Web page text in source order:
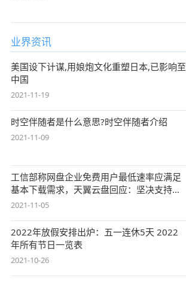
业界资讯
美国设下计谋,用娘炮文化重塑日本,已影响至
中国
2021-11-19
时空伴随者是什么意思?时空伴随者介绍
2021-11-09
工信部称网盘企业免费用户最低速率应满足
基本下载需求，天翼云盘回应：坚决支持，
始终
2021-11-05
2022年放假安排出炉：五一连休5天 2022
年所有节日一览表
2021-10-26